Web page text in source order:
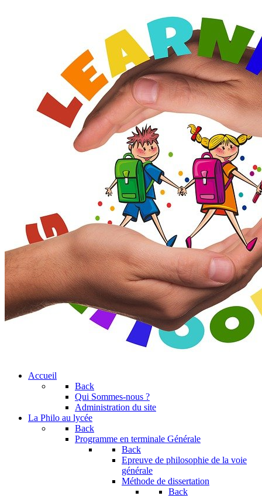
Accueil
Back
Qui Sommes-nous ?
Administration du site
La Philo au lycée
Back
Programme en terminale Générale
Back
Epreuve de philosophie de la voie
générale
Méthode de dissertation
Back